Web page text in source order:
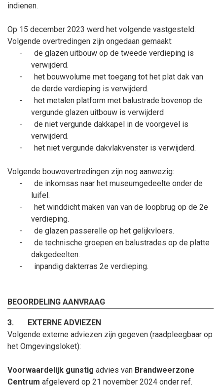
indienen.
Op 15 december 2023 werd het volgende vastgesteld:
Volgende overtredingen zijn ongedaan gemaakt:
-
de glazen uitbouw op de tweede verdieping is
verwijderd.
-
het bouwvolume met toegang tot het plat dak van
de derde verdieping is verwijderd.
-
het metalen platform met balustrade bovenop de
vergunde glazen uitbouw is verwijderd
-
de niet vergunde dakkapel in de voorgevel is
verwijderd.
-
het niet vergunde dakvlakvenster is verwijderd.
Volgende bouwovertredingen zijn nog aanwezig:
-
de inkomsas naar het museumgedeelte onder de
luifel.
-
het winddicht maken van van de loopbrug op de 2e
verdieping.
-
de glazen passerelle op het gelijkvloers.
-
de technische groepen en balustrades op de platte
dakgedeelten.
-
inpandig dakterras 2e verdieping.
BEOORDELING AANVRAAG
3.
EXTERNE ADVIEZEN
Volgende externe adviezen zijn gegeven (raadpleegbaar op
het Omgevingsloket):
Voorwaardelijk gunstig advies van Brandweerzone
Centrum afgeleverd op 21 november 2024 onder ref.